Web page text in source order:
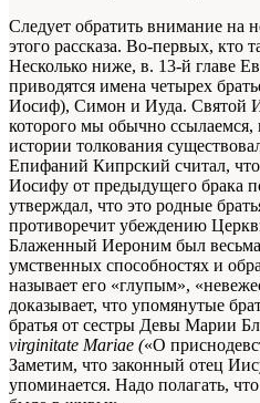
Следует обратить внимание на
этого рассказа. Во-первых, кто
Несколько ниже, в. 13-й главе
приводятся имена четырех
Иосиф), Симон и Иуда. Святой
которого мы обычно
истории толкования
Епифаний Кипрский считал,
Иосифу от предыдущего брака
утверждал, что это родные
противоречит убеждению
Блаженный Иероним был
умственных способностях и
называет его «глупым»,
доказывает, что упомянутые
братья от сестры Девы Марии
virginitate Mariae («О
Заметим, что законный отец
упоминается. Надо полагать,